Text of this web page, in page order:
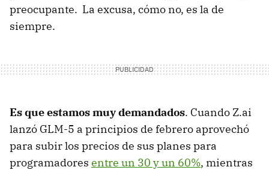
preocupante. La excusa, cómo no, es la de
siempre.
Es que estamos muy demandados. Cuando Z.ai
lanzó GLM-5 a principios de febrero aprovechó
para subir los precios de sus planes para
programadores entre un 30 y un 60%, mientras